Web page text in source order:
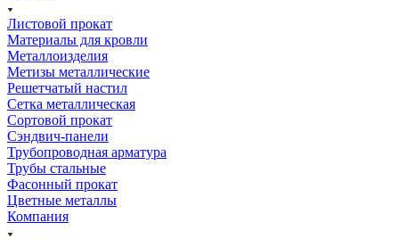
Листовой прокат
Материалы для кровли
Металлоизделия
Метизы металлические
Решетчатый настил
Сетка металлическая
Сортовой прокат
Сэндвич-панели
Трубопроводная арматура
Трубы стальные
Фасонный прокат
Цветные металлы
Компания